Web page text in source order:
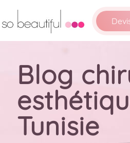
Blog
Tunisie